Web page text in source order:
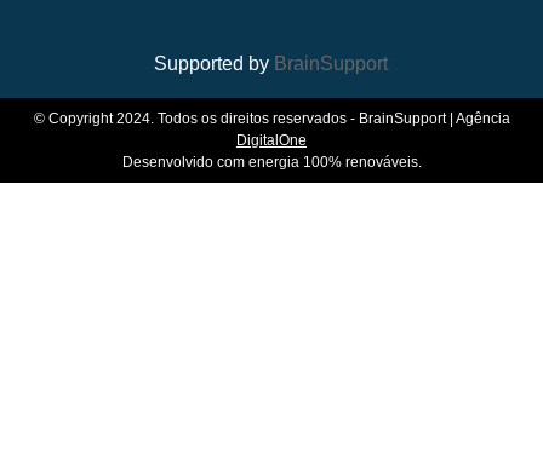
Supported by BrainSupport
© Copyright 2024. Todos os direitos reservados - BrainSupport | Agência
DigitalOne
Desenvolvido com energia 100% renováveis.